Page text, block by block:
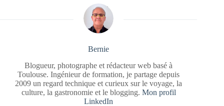
Bernie
Blogueur, photographe et rédacteur web basé à
Toulouse. Ingénieur de formation, je partage depuis
2009 un regard technique et curieux sur le voyage, la
culture, la gastronomie et le blogging. Mon profil
LinkedIn